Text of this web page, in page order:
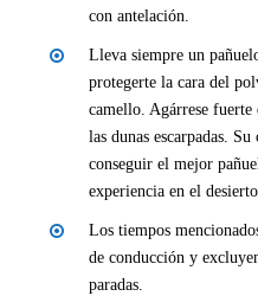
con antelación.
Lleva siempre un
protegerte la cara del
camello. Agárrese fuerte
las dunas escarpadas.
conseguir el mejor
experiencia en el
Los tiempos
de conducción y
paradas.